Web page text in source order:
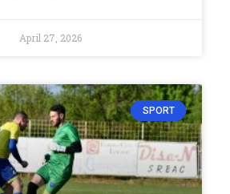
April 27, 2026
SPORT